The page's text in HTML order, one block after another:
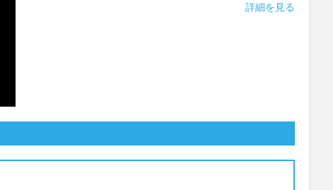
詳細を見る